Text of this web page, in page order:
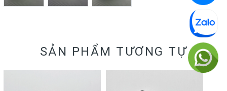
SẢN PHẨM TƯƠNG TỰ